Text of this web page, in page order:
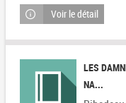
Voir le détail
LES
NA...